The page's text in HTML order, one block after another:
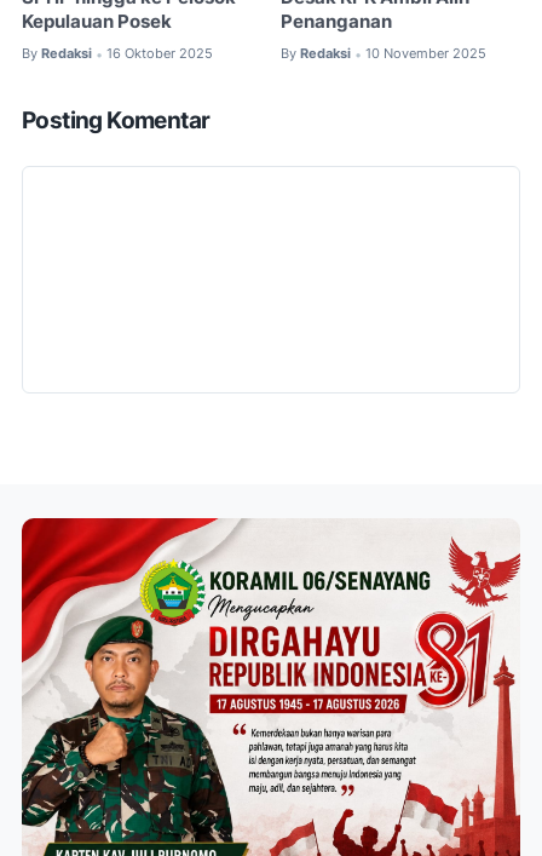
Kepulauan Posek
By Redaksi • 16 Oktober 2025
Penanganan
By Redaksi • 10 November 2025
Posting Komentar